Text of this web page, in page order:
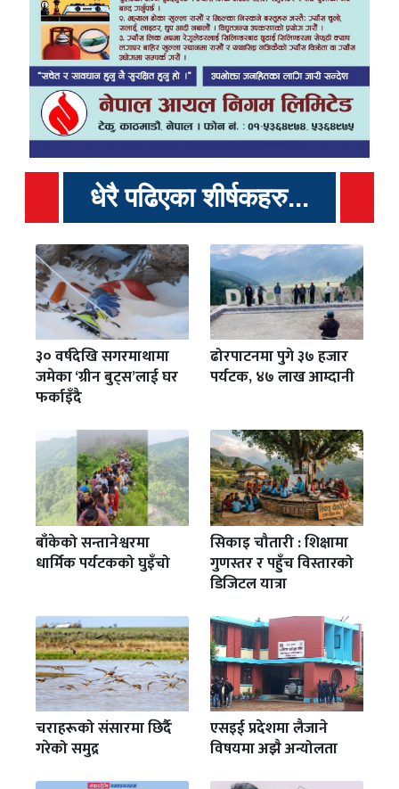
धेरै पढिएका शीर्षकहरु...
३० वर्षदेखि सगरमाथामा
जमेका ‘ग्रीन बुट्स’लाई घर
फर्काइँदै
ढोरपाटनमा पुगे ३७ हजार
पर्यटक, ४७ लाख आम्दानी
बाँकेको सन्तानेश्वरमा
धार्मिक पर्यटकको घुइँचो
सिकाइ चौतारी : शिक्षामा
गुणस्तर र पहुँच विस्तारको
डिजिटल यात्रा
चराहरूको संसारमा छिर्दै
गरेको समुद्र
एसइई प्रदेशमा लैजाने
विषयमा अझै अन्योलता